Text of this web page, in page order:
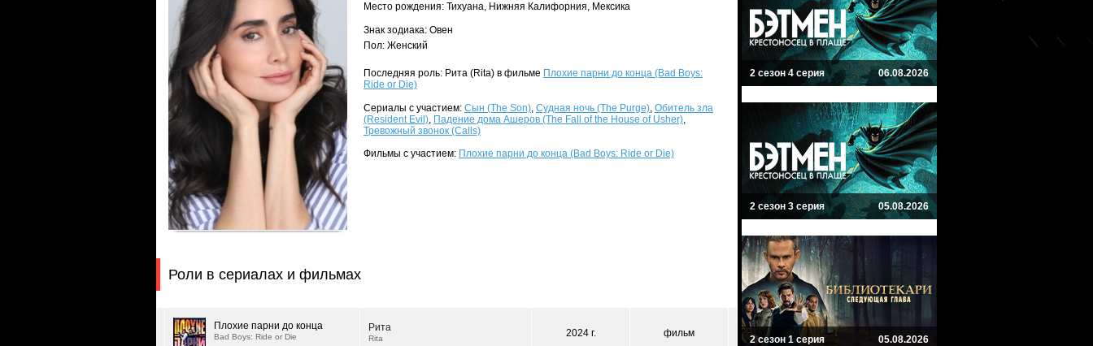
Место рождения: Тихуана, Нижняя Калифорния, Мексика
Знак зодиака: Овен
Пол: Женский
Последняя роль: Рита (Rita) в фильме Плохие парни до конца (Bad Boys:
Ride or Die)
Сериалы с участием: Сын (The Son), Судная ночь (The Purge), Обитель зла
(Resident Evil), Падение дома Ашеров (The Fall of the House of Usher),
Тревожный звонок (Calls)
Фильмы с участием: Плохие парни до конца (Bad Boys: Ride or Die)
Роли в сериалах и фильмах
Плохие парни до конца
Bad Boys: Ride or Die
Рита
Rita 2024 г. фильм
2 сезон 4 серия 06.08.2026
2 сезон 3 серия 05.08.2026
2 сезон 1 серия 05.08.2026